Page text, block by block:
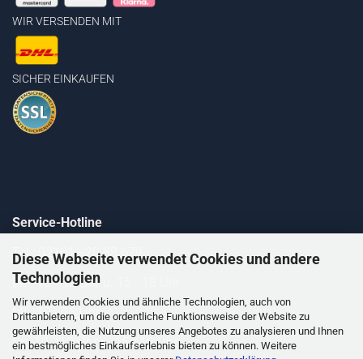
Diese Webseite verwendet Cookies und andere
Technologien
Wir verwenden Cookies und ähnliche Technologien, auch von
Drittanbietern, um die ordentliche Funktionsweise der Website zu
gewährleisten, die Nutzung unseres Angebotes zu analysieren und Ihnen
ein bestmögliches Einkaufserlebnis bieten zu können. Weitere
WIR VERSENDEN MIT
SICHER EINKAUFEN
Service-Hotline
Tel.: 02161 - 29 88 679
Di. 10 - 12 Uhr u. 15 - 18 Uhr
Mi. 10 - 13 Uhr
Do. 10 - 12 Uhr u. 15 - 18 Uhr